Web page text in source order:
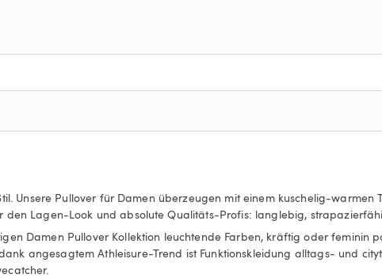
Unsere Pullover für Damen überzeugen mit einem kuschelig-
Lagen-Look und absolute Qualitäts-Profis: langlebig,
Damen Pullover Kollektion leuchtende Farben, kräftig oder feminin
angesagtem Athleisure-Trend ist Funktionskleidung alltags- und